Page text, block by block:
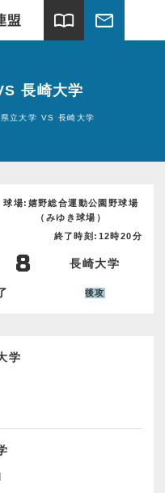
import_contacts mail
長崎大学
立大学 VS 長崎大学
球場:嬉野総合運動公園野球場
（みゆき球場）
終了時刻:12時20分
8 長崎大学
後攻
学